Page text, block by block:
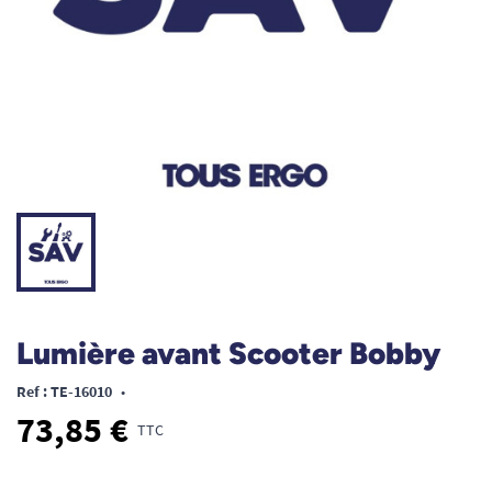
Lumière avant Scooter Bobby
Ref : TE-16010 •
73,85 € TTC